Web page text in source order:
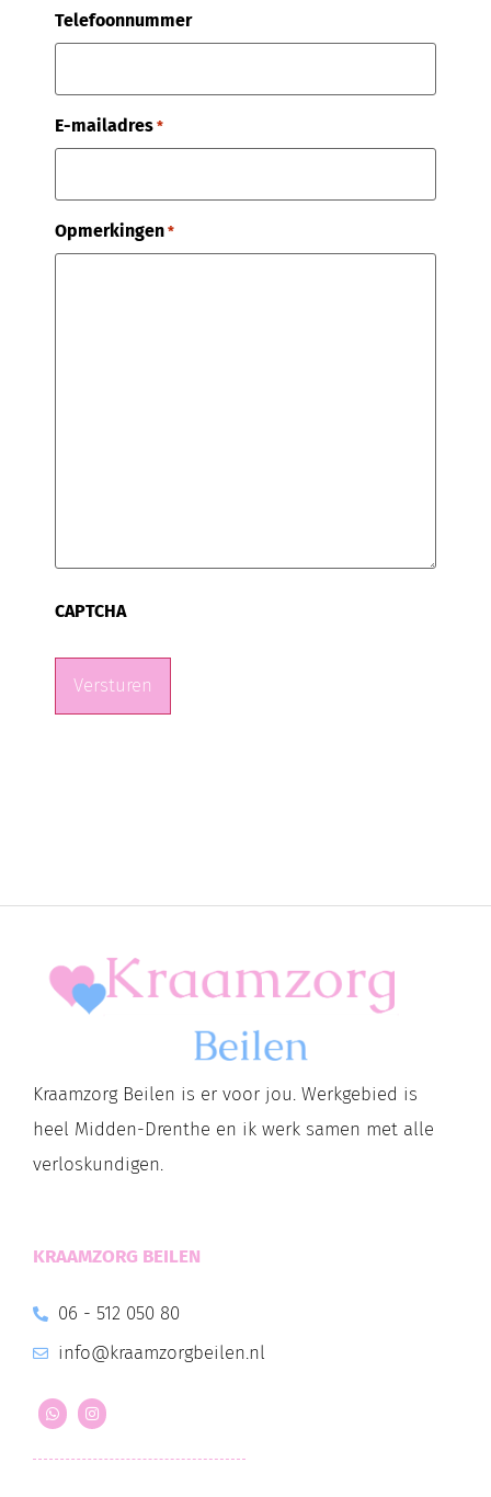
Telefoonnummer
E-mailadres *
Opmerkingen *
CAPTCHA
Kraamzorg Beilen is er voor jou. Werkgebied is
heel Midden-Drenthe en ik werk samen met alle
verloskundigen.
KRAAMZORG BEILEN
06 - 512 050 80
info@kraamzorgbeilen.nl